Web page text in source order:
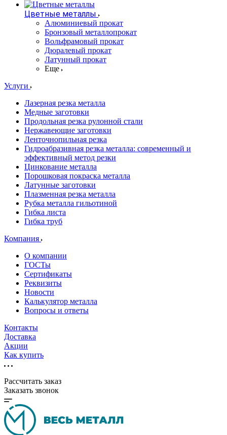
Цветные металлы
Алюминиевый прокат
Бронзовый металлопрокат
Вольфрамовый прокат
Дюралевый прокат
Латунный прокат
Еще
Услуги
Лазерная резка металла
Медные заготовки
Продольная резка рулонной стали
Нержавеющие заготовки
Ленточнопильная резка
Гидроабразивная резка металла: современный и
эффективный метод резки
Цинкование металла
Порошковая покраска металла
Латунные заготовки
Плазменная резка металла
Рубка металла гильотиной
Гибка листа
Гибка труб
Компания
О компании
ГОСТы
Сертификаты
Реквизиты
Новости
Калькулятор металла
Вопросы и ответы
Контакты
Доставка
Акции
Как купить
Рассчитать заказ
Заказать звонок